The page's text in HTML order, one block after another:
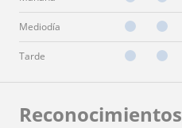
Mediodía
Tarde
Reconocimientos